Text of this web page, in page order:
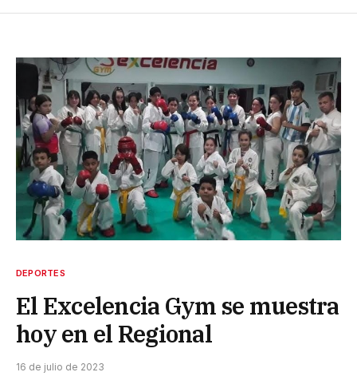
DEPORTES
El Excelencia Gym se muestra
hoy en el Regional
16 de julio de 2023